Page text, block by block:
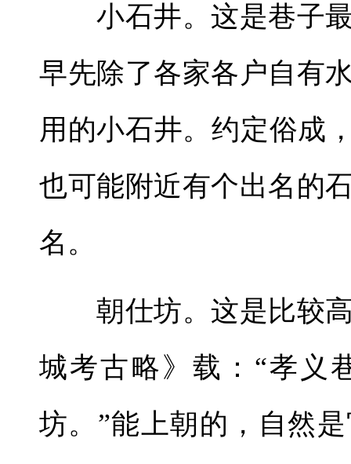
小石井。这是巷子最
早先除了各家各户自有
用的小石井。约定俗成
也可能附近有个出名的
名。
朝仕坊。这是比较高
城考古略》载：“孝义
坊。”能上朝的，自然